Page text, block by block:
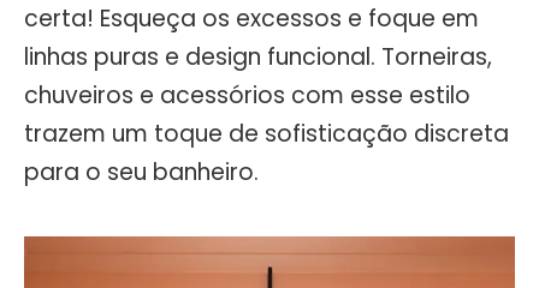
certa! Esqueça os excessos e foque em
linhas puras e design funcional. Torneiras,
chuveiros e acessórios com esse estilo
trazem um toque de sofisticação discreta
para o seu banheiro.